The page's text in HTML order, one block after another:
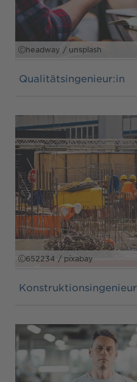
headway / unsplash
Qualitätsingenieur:in
652234 / pixabay
Konstruktionsingenieur